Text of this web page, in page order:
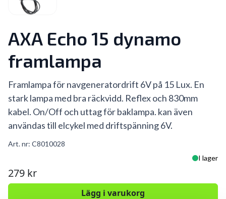
AXA Echo 15 dynamo
framlampa
Framlampa för navgeneratordrift 6V på 15 Lux. En
stark lampa med bra räckvidd. Reflex och 830mm
kabel. On/Off och uttag för baklampa. kan även
användas till elcykel med driftspänning 6V.
Art. nr: C8010028
I lager
279 kr
Lägg i varukorg